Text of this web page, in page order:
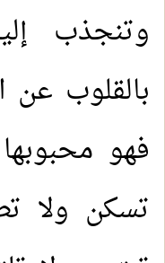
وتنجذب
بالقلوب عن
فهو
تسكن ولا